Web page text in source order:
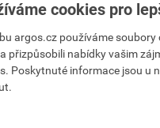
48% z
dnů před
cookies pro
argos.cz používáme
přizpůsobili nabídky vašim
Poskytnuté informace jsou u